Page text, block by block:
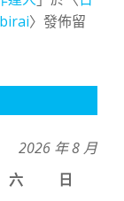
〉發佈留
2026 年 8 月
六
日